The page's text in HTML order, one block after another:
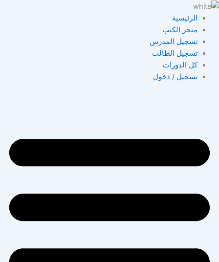
تخطي
المحتوى
الرئيسية
متجر الكتب
تسجيل المدرس
تسجيل الطالب
كل الدورات
تسجيل / دخول